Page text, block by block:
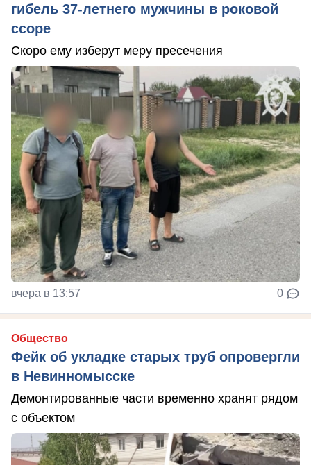
гибель 37-летнего мужчины в роковой
ссоре
Скоро ему изберут меру пресечения
вчера в 13:57 0
Общество
Фейк об укладке старых труб опровергли
в Невинномысске
Демонтированные части временно хранят рядом
с объектом